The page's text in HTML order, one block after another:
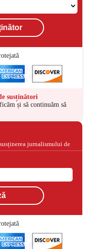
susținători
și să continuăm să
jurnalismului de